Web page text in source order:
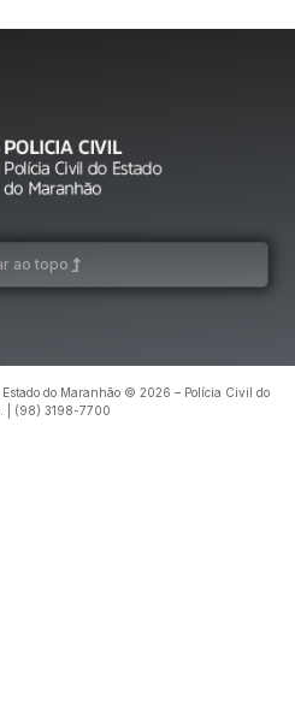
ao topo
do Maranhão © 2026 – Polícia Civil do
| (98) 3198-7700